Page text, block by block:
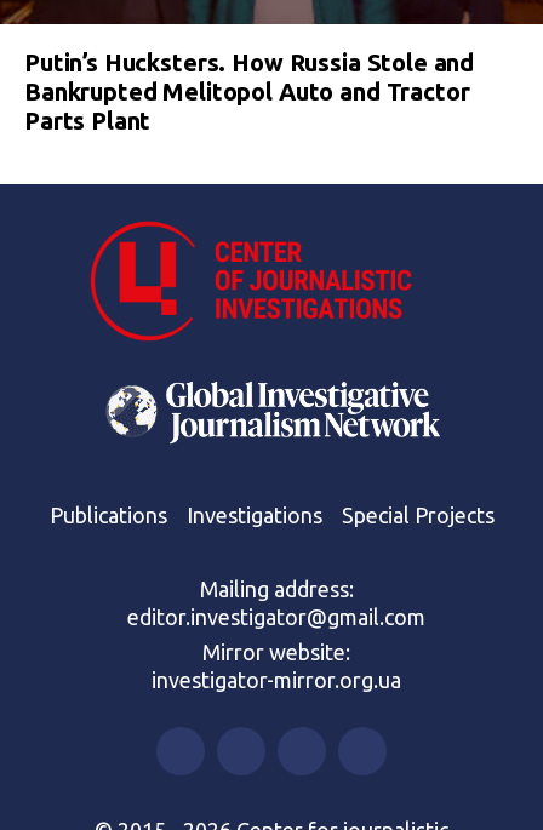
Putin’s Hucksters. How Russia Stole and
Bankrupted Melitopol Auto and Tractor
Parts Plant
Publications Investigations Special Projects
Mailing address:
editor.investigator@gmail.com
Mirror website:
investigator-mirror.org.ua